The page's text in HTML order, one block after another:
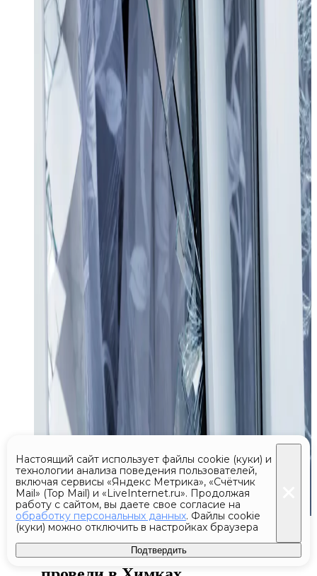
Сегодня 13:08
Лекцию о Ленинградской битве
Настоящий сайт использует файлы cookie (куки) и
технологии анализа поведения пользователей,
включая сервисы «Яндекс Метрика», «Счётчик
Mail» (Top Mail) и «LiveInternet.ru». Продолжая
работу с сайтом, вы даете свое согласие на
обработку персональных данных. Файлы cookie
(куки) можно отключить в настройках браузера
Подтвердить